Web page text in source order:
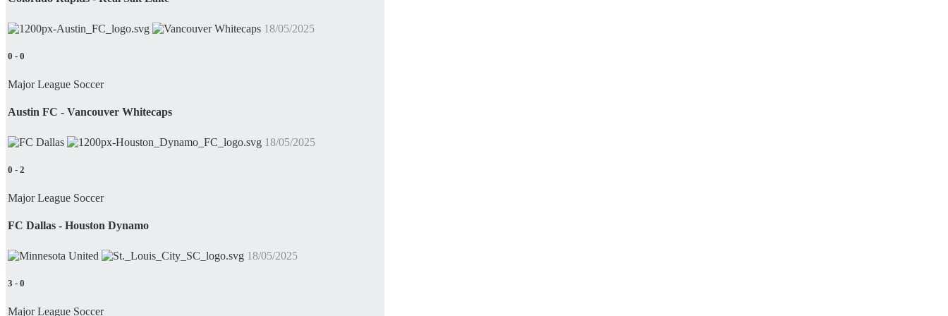
18/05/2025
0 - 0
Major League Soccer
Austin FC - Vancouver Whitecaps
18/05/2025
0 - 2
Major League Soccer
FC Dallas - Houston Dynamo
18/05/2025
3 - 0
Major League Soccer